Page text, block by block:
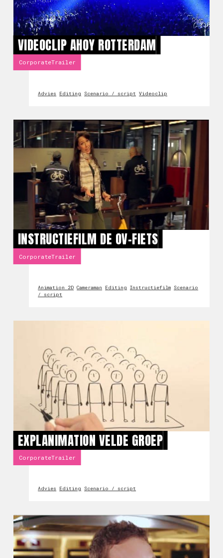
VIDEOCLIP AHOY ROTTERDAM
CorporateTrailer
Advies Editing Scenario / script Videoclip
INSTRUCTIEFILM DE OV-FIETS
CorporateTrailer
Animation 2D Cameraman Editing Instructiefilm Scenario
/ script
EXPLANIMATION VELDE GROEP
CorporateTrailer
Advies Editing Scenario / script